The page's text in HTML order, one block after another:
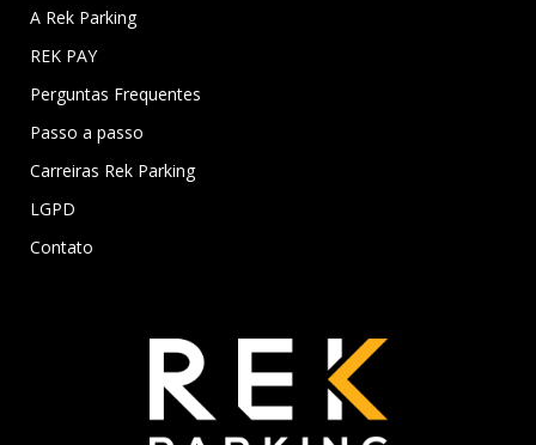
A Rek Parking
REK PAY
Perguntas Frequentes
Passo a passo
Carreiras Rek Parking
LGPD
Contato